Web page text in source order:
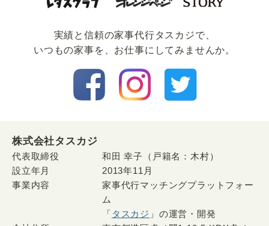
実績と信頼の家事代⾏タスカジで、
いつもの家事を、お仕事にしてみませんか。
株式会社タスカジ
代表取締役
和田 幸子（戸籍名：木村）
設立年月
2013年11月
事業内容
家事代行マッチングプラットフォー
ム
「 タスカジ 」の運営・開発